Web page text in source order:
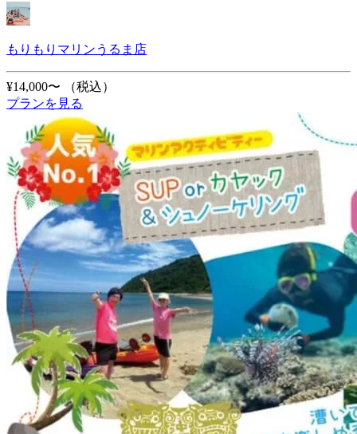
もりもりマリンうるま店
¥14,000〜
（税込）
プランを見る